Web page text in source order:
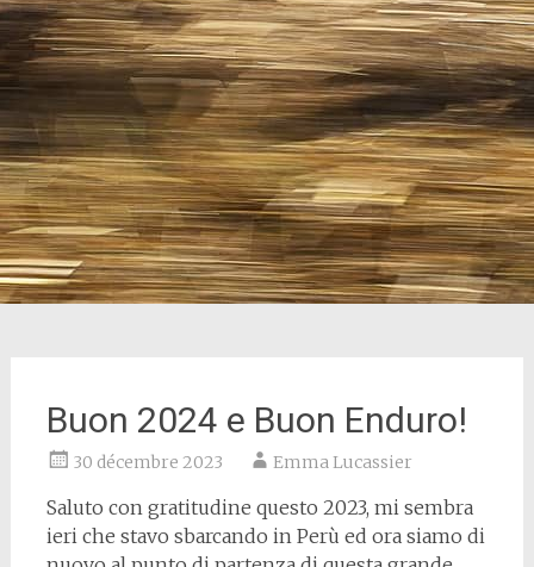
Buon 2024 e Buon Enduro!
30 décembre 2023 Emma Lucassier
Saluto con gratitudine questo 2023, mi sembra
ieri che stavo sbarcando in Perù ed ora siamo di